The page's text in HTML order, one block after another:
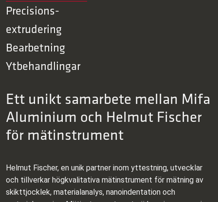
Ett unikt samarbete mellan Mifa
Aluminium och Helmut Fischer
för mätinstrument
Helmut Fischer, en unik partner inom yttestning, utvecklar
och tillverkar högkvalitativa mätinstrument för mätning av
skikttjocklek, materialanalys, nanoindentation och
Precisions­
extrudering
Bearbetning
Ytbehandlingar